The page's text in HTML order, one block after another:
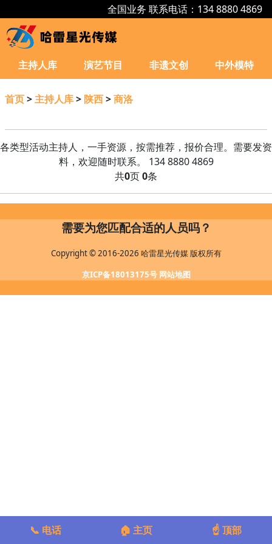
全国业务 联系电话：134 8880 4869
主持人库 演艺节目 非遗文创 中外模特
首页>主持人库> 陕西>商洛
各类型活动主持人，一手资源，按需推荐，报价合理。需要发资
料，欢迎随时联系。 134 8880 4869
共0页0条
📞 电话 🏠 主页 ☝️ 顶部
需要为您匹配合适的人员吗？
Copyright © 2016-2026 哈雷星光传媒 版权所有
京ICP备18013175号 网站地图